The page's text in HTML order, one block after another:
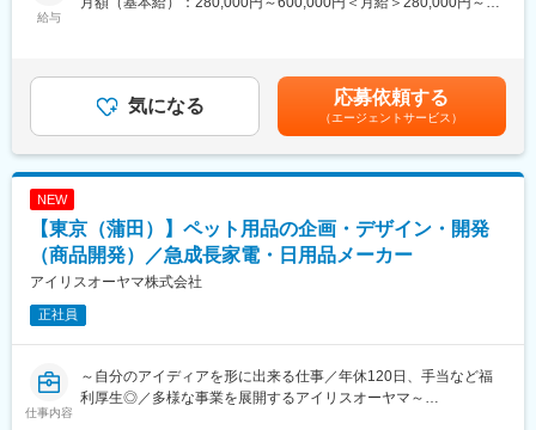
●大手ECモール 楽天店 https://www.rakuten.co.jp/babycresco/
●大手ECモール Yahoo店
https://store.shopping.yahoo.co.jp/babycresco/
変更の範囲：会社の定める業務
製品の企画～設計～量産立ち上げまで一連の業務に携わっていく
ため、自分が考えたアイディアが形になるまで、見届けることが
可能です。
・量産立ち上げ
・ＯＥＭ開発
【開発可能性のある製品例】
・トイレタリー用品および消耗品
【変更の範囲：会社の定める業務】
給与
る可能性がございます。※休日出勤手当あり※リーダー職は固定残
業手当（50,000円／20～25h／超過分別途支給）※管理監督職は時
間外手当の対象外賃金はあくまでも目安の金額であり、選考を通
じて上下する可能性があります。月給(月額)は固定手当を含めた表
記です。
気になる 応募依頼する
（エージェントサービス）
NEW
【東京（蒲田）】ペット用品の企画・デザイン・開発
（商品開発）／急成長家電・日用品メーカー
アイリスオーヤマ株式会社
正社員
仕事内容
～自分のアイディアを形に出来る仕事／年休120日、手当など福
利厚生◎／多様な事業を展開するアイリスオーヤマ～